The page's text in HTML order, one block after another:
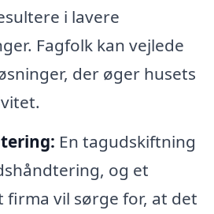
i lavere
Fagfolk kan vejlede
der øger husets
En tagudskiftning
og et
firma vil sørge for, at det